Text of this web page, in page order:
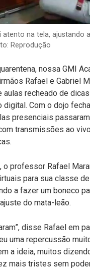
atento na tela, ajustando
Reprodução
nossa GMI
Rafael e Gabriel
aulas recheado de
digital. Com o dojo
presenciais
transmissões ao
o professor Rafael
para sua classe
a fazer um boneco
do mata-leão.
disse Rafael em
uma repercussão
a ideia, muitos
mais tristes sem